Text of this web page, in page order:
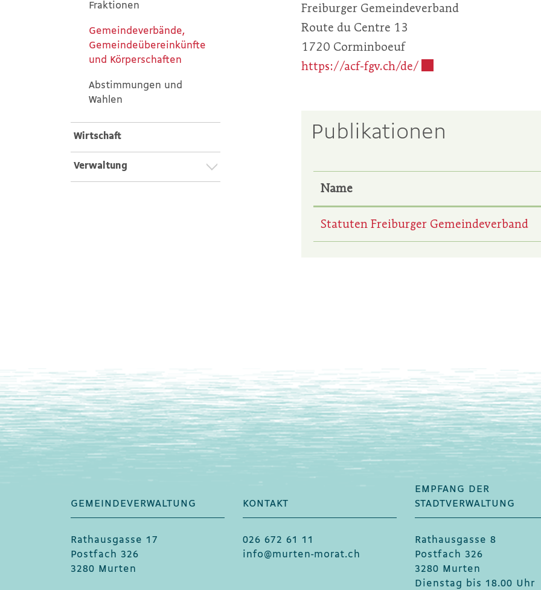
Fraktionen
Gemeindeverbände,
Gemeindeübereinkünfte
und Körperschaften
Abstimmungen und
Wahlen
Wirtschaft
Verwaltung
Freiburger Gemeindeverband
Route du Centre 13
1720 Corminboeuf
https://acf-fgv.ch/de/
Publikationen
Name
Statuten Freiburger Gemeindeverband
Fusszeile
GEMEINDEVERWALTUNG
Rathausgasse 17
Postfach 326
3280 Murten
KONTAKT
026 672 61 11
info@murten-morat.ch
EMPFANG DER
STADTVERWALTUNG
Rathausgasse 8
Postfach 326
3280 Murten
Dienstag bis 18.00 Uhr